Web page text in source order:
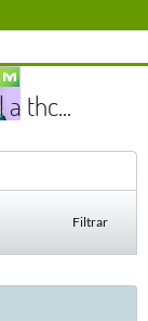
thc...
Filtrar